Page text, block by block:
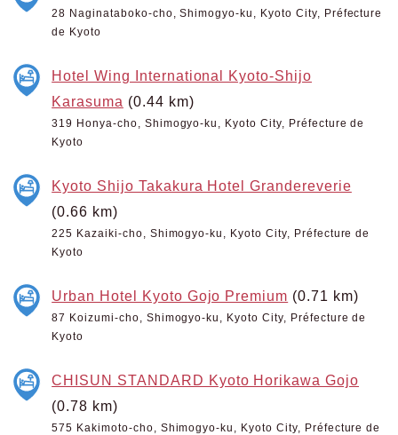
28 Naginataboko-cho, Shimogyo-ku, Kyoto City, Préfecture
de Kyoto
Hotel Wing International Kyoto-Shijo
Karasuma (0.44 km)
319 Honya-cho, Shimogyo-ku, Kyoto City, Préfecture de
Kyoto
Kyoto Shijo Takakura Hotel Grandereverie
(0.66 km)
225 Kazaiki-cho, Shimogyo-ku, Kyoto City, Préfecture de
Kyoto
Urban Hotel Kyoto Gojo Premium (0.71 km)
87 Koizumi-cho, Shimogyo-ku, Kyoto City, Préfecture de
Kyoto
CHISUN STANDARD Kyoto Horikawa Gojo
(0.78 km)
575 Kakimoto-cho, Shimogyo-ku, Kyoto City, Préfecture de